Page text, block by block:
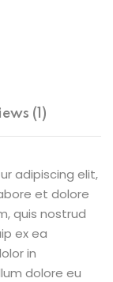
(1)
adipiscing elit,
et dolore
quis nostrud
ex ea
in
dolore eu